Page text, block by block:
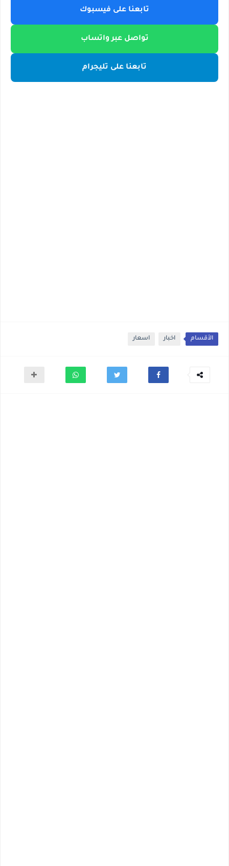
تابعنا على فيسبوك
تواصل عبر واتساب
تابعنا على تليجرام
الأقسام اخبار اسعار